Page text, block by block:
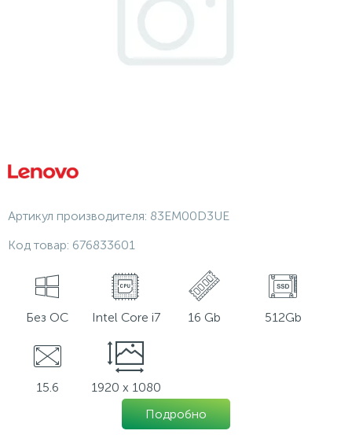
Артикул производителя: 83EM00D3UE
Код товар: 676833601
Без ОС Intel Core i7 16 Gb 512Gb
15.6
1920 x 1080
Подробно